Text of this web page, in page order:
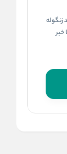
زنگوله
خبر